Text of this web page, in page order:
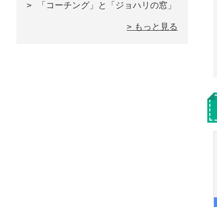
「コーチング」と「ジョハリの窓」
> もっと見る